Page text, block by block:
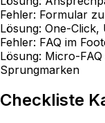
Fehler: Formular
Lösung: One-Click,
Fehler: FAQ im
Lösung: Micro-
Sprungmarken
Checkliste